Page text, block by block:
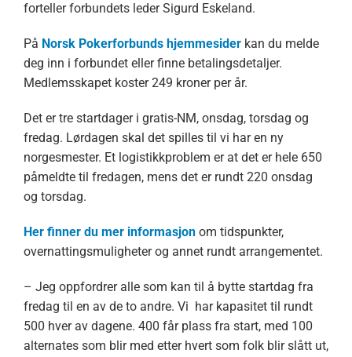
forteller forbundets leder Sigurd Eskeland.
På Norsk Pokerforbunds hjemmesiderkan du melde
deg inn i forbundet eller finne betalingsdetaljer.
Medlemsskapet koster 249 kroner per år.
Det er tre startdager i gratis-NM, onsdag, torsdag og
fredag. Lørdagen skal det spilles til vi har en ny
norgesmester. Et logistikkproblem er at det er hele 650
påmeldte til fredagen, mens det er rundt 220 onsdag
og torsdag.
Her finner du mer informasjonom tidspunkter,
overnattingsmuligheter og annet rundt arrangementet.
– Jeg oppfordrer alle som kan til å bytte startdag fra
fredag til en av de to andre. Vi har kapasitet til rundt
500 hver av dagene. 400 får plass fra start, med 100
alternates som blir med etter hvert som folk blir slått ut,